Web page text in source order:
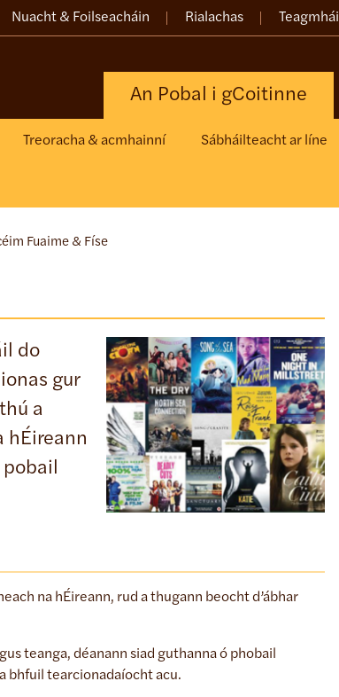
Nuacht & Foilseacháin Rialachas Teagmháil
An Pobal i gCoitinne
Treoracha & acmhainní Sábháilteacht ar líne
Fuaime & Físe
do
gur
a
hÉireann
na hÉireann, rud a thugann beocht d’ábhar
teanga, déanann siad guthanna ó phobail
bhfuil tearcionadaíocht acu.